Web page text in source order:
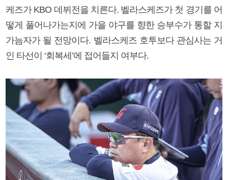
케즈가 KBO 데뷔전을 치른다. 벨라스케즈가 첫 경기를 어
떻게 풀어나가는지에 가을 야구를 향한 승부수가 통할 지
가늠자가 될 전망이다. 벨라스케즈 호투보다 관심사는 거
인 타선이 ‘회복세’에 접어들지 여부다.